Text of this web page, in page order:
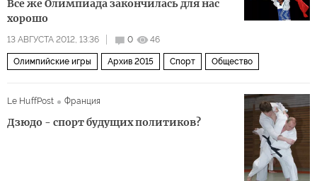
Все же Олимпиада закончилась для нас
хорошо
13 АВГУСТА 2012, 13:36 0 46
Олимпийские игры Архив 2015 Спорт Общество
Le HuffPost Франция
Дзюдо - спорт будущих политиков?